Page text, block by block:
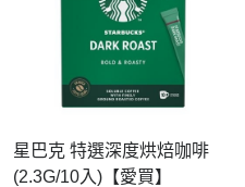
星巴克 特選深度烘焙咖啡
(2.3G/10入)【愛買】